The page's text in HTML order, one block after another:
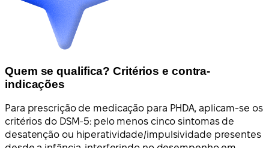
Quem se qualifica? Critérios e contra-
indicações
Para prescrição de medicação para PHDA, aplicam-se os
critérios do DSM-5: pelo menos cinco sintomas de
desatenção ou hiperatividade/impulsividade presentes